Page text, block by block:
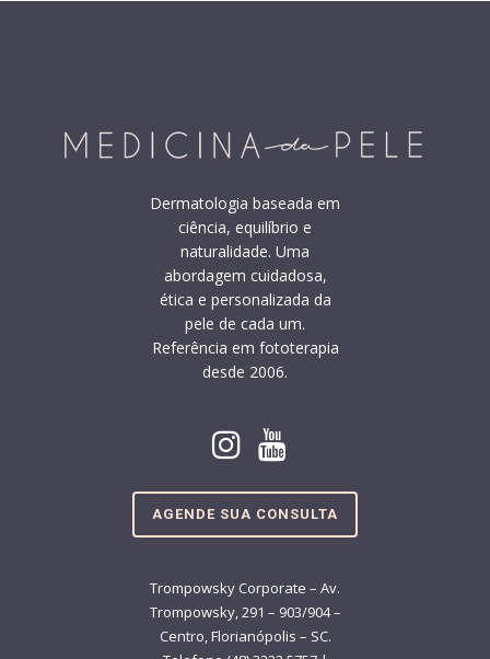
Dermatologia baseada em
ciência, equilíbrio e
naturalidade. Uma
abordagem cuidadosa,
ética e personalizada da
pele de cada um.
Referência em fototerapia
desde 2006.
AGENDE SUA CONSULTA
Trompowsky Corporate – Av.
Trompowsky, 291 – 903/904 –
Centro, Florianópolis – SC.